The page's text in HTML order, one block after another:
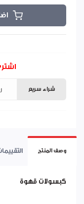
شراء سريع
وصف المنتج
كبسولات قهوة